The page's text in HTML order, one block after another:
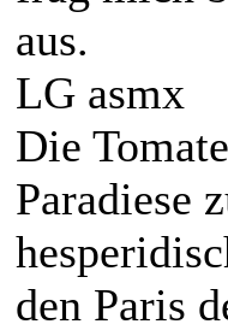
aus.
LG asmx
Die
Paradiese
den Paris